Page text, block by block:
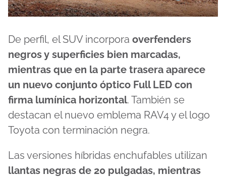
De perfil, el SUV incorpora overfenders
negros y superficies bien marcadas,
mientras que en la parte trasera aparece
un nuevo conjunto óptico Full LED con
firma lumínica horizontal. También se
destacan el nuevo emblema RAV4 y el logo
Toyota con terminación negra.
Las versiones híbridas enchufables utilizan
llantas negras de 20 pulgadas, mientras